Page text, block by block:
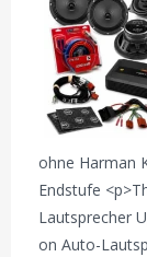
ohne Harman
Endstufe
Lautsprecher
on Auto-